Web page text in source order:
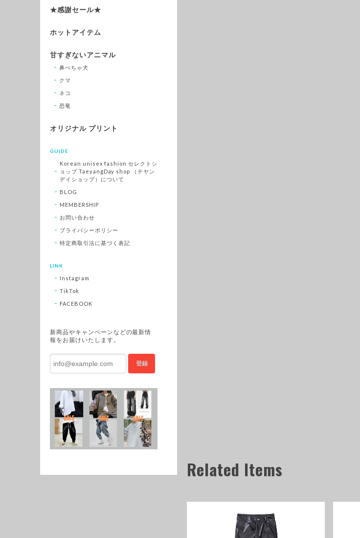
Related Items
★感謝セール★
ホットアイテム
甘すぎないアニマル
鼻ぺちゃ犬
クマ
ネコ
恐竜
オリジナル プリント
GUIDE
Korean unisex fashion セレクトシ
ョップ TaeyangDay shop （テヤン
デイショップ）について
BLOG
MEMBERSHIP
お問い合わせ
プライバシーポリシー
特定商取引法に基づく表記
LINK
Instagram
TikTok
FACEBOOK
新商品やキャンペーンなどの最新情
報をお届けいたします。
登録